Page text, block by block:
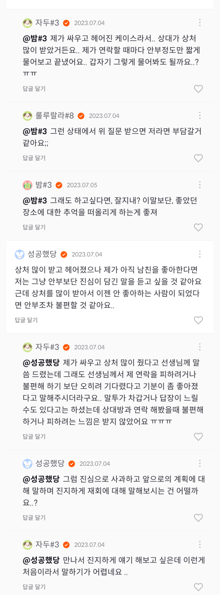
자두#3 2023.07.04
@밤#3 제가 싸우고 헤어진 케이스라서.. 상대가 상처
많이 받았거든요.. 제가 연락할 때마다 안부정도만 짧게
물어보고 끝냈어요.. 갑자기 그렇게 물어봐도 될까요..?
ㅠㅠ
답글 달기
룰루랄라#8 2023.07.04
@밤#3 그런 상태에서 위 질문 받으면 저라면 부담갈거
같아요;;
답글 달기
밤#3 2023.07.05
@밤#3 그래도 하고싶다면, 잘지내? 이말보단, 좋았던
장소에 대한 추억을 떠올리게 하는게 좋져
답글 달기
성공했당 2023.07.04
상처 많이 받고 헤어졌으나 제가 아직 남친을 좋아한다면
저는 그냥 안부보단 진심이 담긴 말을 듣고 싶을 것 같아요
근데 상처를 많이 받아서 이젠 안 좋아하는 사람이 되었다
면 안부조차 불편할 것 같아요..
답글 달기
자두#3 2023.07.04
@성공했당 제가 싸우고 상처 많이 줬다고 선생님께 말
씀 드렸는데 그래도 선생님께서 제 연락을 피하려거나
불편해 하기 보단 오히려 기다렸다고 기분이 좀 좋아졌
다고 말해주시더라구요.. 말투가 차갑거나 답장이 느릴
수도 있다고는 하셨는데 상대방과 연락 해봤을때 불편해
하거나 피하려는 느낌은 받지 않았어요 ㅠㅠㅠ
답글 달기
성공했당 2023.07.04
@성공했당 그럼 진심으로 사과하고 앞으로의 계획에 대
해 말하며 진지하게 재회에 대해 말해보시는 건 어떨까
요..?
답글 달기
자두#3 2023.07.04
@성공했당 만나서 진지하게 얘기 해보고 싶은데 이런게
처음이라서 말하기가 어렵네요 ..
답글 달기